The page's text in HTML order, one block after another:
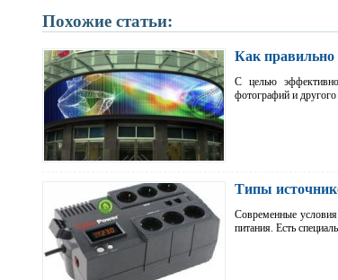
Похожие статьи:
Как правильно
С целью
фотографий и
Типы
Современные условия
питания. Есть